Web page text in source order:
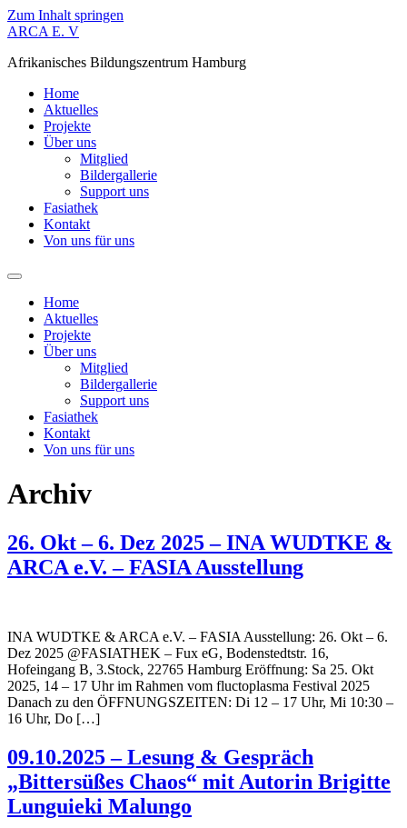
Zum Inhalt springen
ARCA E. V
Afrikanisches Bildungszentrum Hamburg
Home
Aktuelles
Projekte
Über uns
Mitglied
Bildergallerie
Support uns
Fasiathek
Kontakt
Von uns für uns
Home
Aktuelles
Projekte
Über uns
Mitglied
Bildergallerie
Support uns
Fasiathek
Kontakt
Von uns für uns
Archiv
26. Okt – 6. Dez 2025 – INA WUDTKE &
ARCA e.V. – FASIA Ausstellung
INA WUDTKE & ARCA e.V. – FASIA Ausstellung: 26. Okt – 6.
Dez 2025 @FASIATHEK – Fux eG, Bodenstedtstr. 16,
Hofeingang B, 3.Stock, 22765 Hamburg Eröffnung: Sa 25. Okt
2025, 14 – 17 Uhr im Rahmen vom fluctoplasma Festival 2025
Danach zu den ÖFFNUNGSZEITEN: Di 12 – 17 Uhr, Mi 10:30 –
16 Uhr, Do […]
09.10.2025 – Lesung & Gespräch
„Bittersüßes Chaos“ mit Autorin Brigitte
Lunguieki Malungo